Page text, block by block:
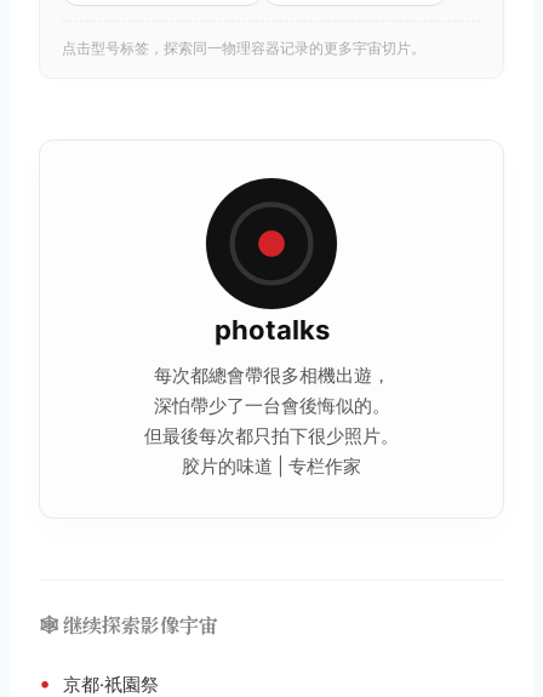
点击型号标签，探索同一物理容器记录的更多宇宙切片。
photalks
每次都總會帶很多相機出遊，
深怕帶少了一台會後悔似的。
但最後每次都只拍下很少照片。
胶片的味道 | 专栏作家
🕸️ 继续探索影像宇宙
• 京都·祇園祭